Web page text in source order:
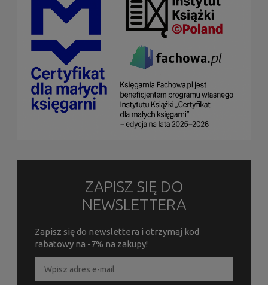
ZAPISZ SIĘ DO
NEWSLETTERA
Zapisz się do newslettera i otrzymaj kod
rabatowy na -7% na zakupy!